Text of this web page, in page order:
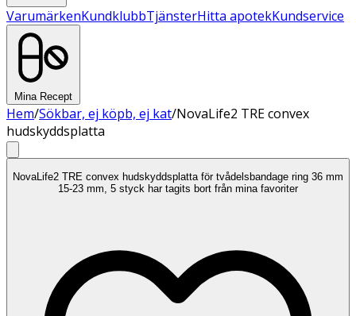
VarumärkenKundklubbTjänsterHitta apotekKundservice
Mina Recept
Hem/Sökbar, ej köpb, ej kat/NovaLife2 TRE convex
hudskyddsplatta
NovaLife2 TRE convex hudskyddsplatta för tvådelsbandage ring 36 mm
15-23 mm, 5 styck har tagits bort från mina favoriter